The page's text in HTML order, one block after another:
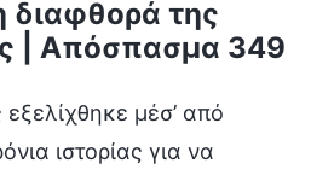
διαφθορά της
| Απόσπασμα 349
μέσ’ από
ιστορίας για να